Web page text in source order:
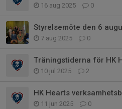
16 aug 2025 0
7 aug 2025 0
10 jul 2025 2
HK Hearts
11 jun 2025 0